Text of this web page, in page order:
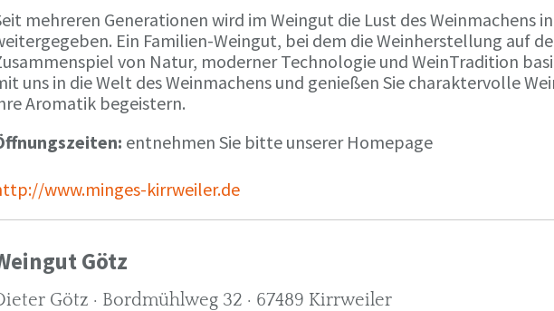
mehreren Generationen wird im Weingut die Lust des Weinmachens
Ein Familien-Weingut, bei dem die Weinherstellung auf
von Natur, moderner Technologie und WeinTradition
uns in die Welt des Weinmachens und genießen Sie charaktervolle
Aromatik begeistern.
entnehmen Sie bitte unserer Homepage
www.minges-kirrweiler.de
Götz
Götz · Bordmühlweg 32 · 67489 Kirrweiler